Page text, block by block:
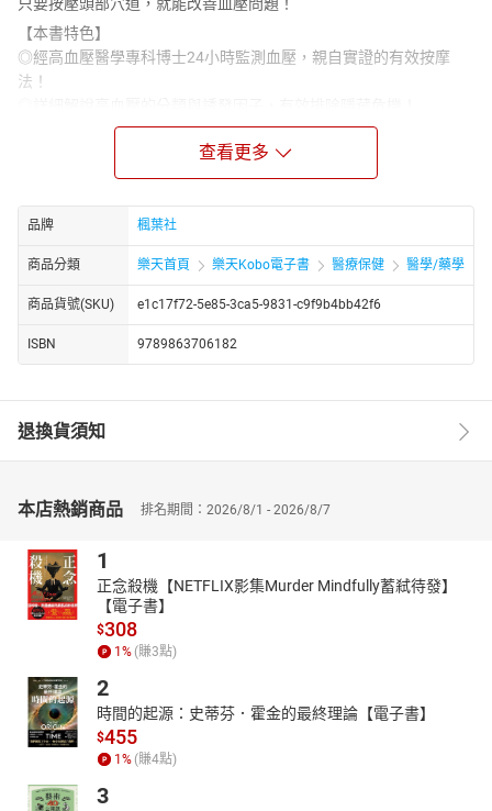
【本書特色】
◎經高血壓醫學專科博士24小時監測血壓，親自實證的有效按摩
法！
◎教你如何規劃居家血壓管理方針，日常生活也能輕鬆控制血壓！
想戰勝高血壓，擁有良好的生活品質，
卻又每天忙到沒時間運動、烹煮健康料理，
只能完全靠藥物幫忙控制嗎？
其實只要靠簡單的「按摩」，搭配良好的生活習慣，
就能改善惱人的血壓問題！
本書作者歷經30年的親自實測與病歷研究，
開發出能有效改善血壓問題的按摩術──
◆頭皮血管舒緩操◆
．活絡副交感神經
．緩解肩頸痠痛
◆渡邊式小腿敲打法◆
．改善肌肉量減少或變硬的小腿
．促進血液循環
．解決四肢末梢冰冷的問題
搭配書中介紹的良好生活習慣＆簡單的正確飲食，
就能靠每天1次5分鐘的按摩，
消除生活中無處不在的壓力來源，
同時輕鬆實踐「降血壓生活」！
【目錄】
第1章 用血壓專家渡邊醫師的1次5分鐘「頭皮血管舒緩操」降低血
查看更多
品牌 楓葉社
商品分類 樂天首頁 樂天Kobo電子書 醫療保健 醫學/藥學
商品貨號(SKU) e1c17f72-5e85-3ca5-9831-c9f9b4bb42f6
ISBN 9789863706182
退換貨須知
本店熱銷商品 排名期間：2026/8/1 - 2026/8/7
1
正念殺機【NETFLIX影集Murder Mindfully蓄弒待發】
【電子書】
$308
1 % (賺3點)
2
時間的起源：史蒂芬．霍金的最終理論【電子書】
$455
1 % (賺4點)
3